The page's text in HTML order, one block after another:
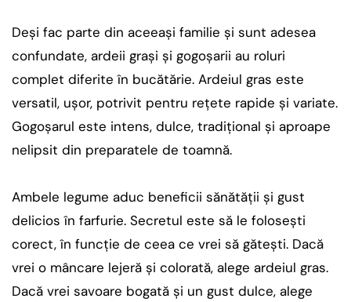
Deși fac parte din aceeași familie și sunt adesea
confundate, ardeii grași și gogoșarii au roluri
complet diferite în bucătărie. Ardeiul gras este
versatil, ușor, potrivit pentru rețete rapide și variate.
Gogoșarul este intens, dulce, tradițional și aproape
nelipsit din preparatele de toamnă.
Ambele legume aduc beneficii sănătății și gust
delicios în farfurie. Secretul este să le folosești
corect, în funcție de ceea ce vrei să gătești. Dacă
vrei o mâncare lejeră și colorată, alege ardeiul gras.
Dacă vrei savoare bogată și un gust dulce, alege